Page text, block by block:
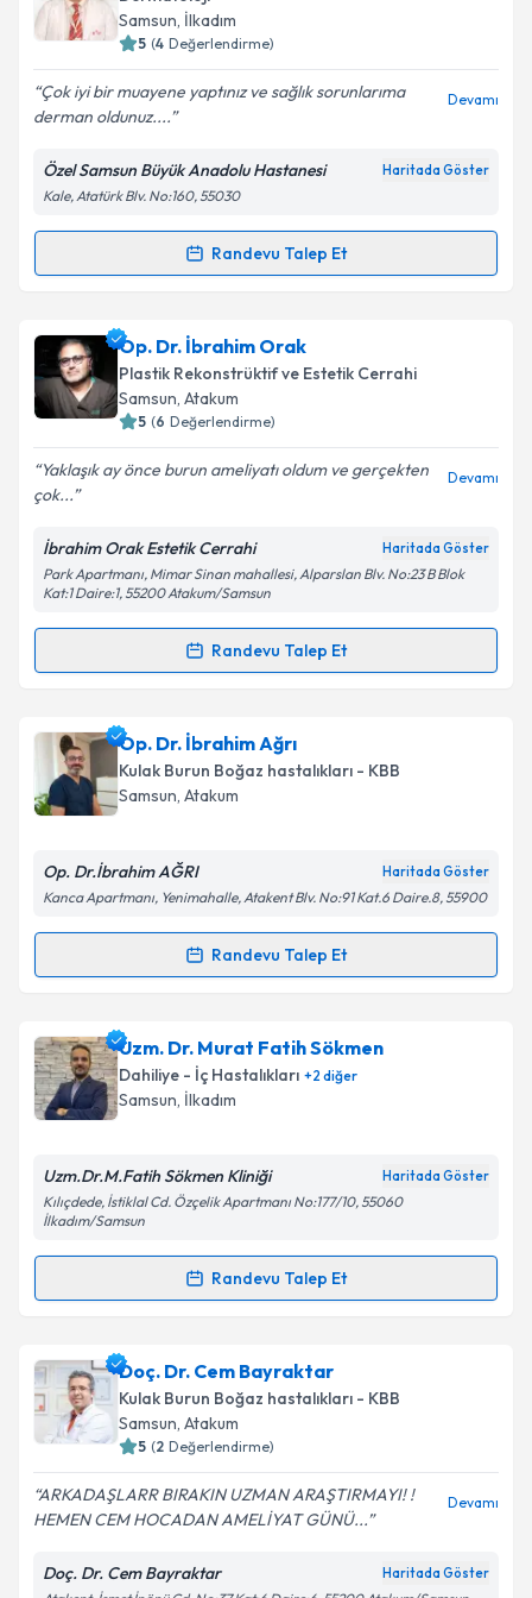
E-posta Adresiniz
Metni'ni okudum ve kişisel verilerimin belirtilen
kapsamda işlenmesini kabul ediyorum.
Takvim Talebini Gönder
Samsun, İlkadım
5 (4 Değerlendirme)
Çok iyi bir muayene yaptınız ve sağlık sorunlarıma
derman oldunuz....
Devamı
Özel Samsun Büyük Anadolu Hastanesi Haritada Göster
Kale, Atatürk Blv. No:160, 55030
Randevu Talep Et
Randevu Takvimi Talebi
Uzm. Dr. Hüseyin Başariçin randevu takvimi talebi
oluşturun. Size bu uzmandan randevu almanız için bir
takvim hazırlandığında e-posta ile bilgilendireceğiz.
Kişisel verilerimin işlenmesine ilişkin
Aydınlatma
Metni'ni okudum ve kişisel verilerimin belirtilen
kapsamda işlenmesini kabul ediyorum.
Takvim Talebini Gönder
Op. Dr. İbrahim Orak
Plastik Rekonstrüktif ve Estetik Cerrahi
Samsun, Atakum
5 (6 Değerlendirme)
Yaklaşık ay önce burun ameliyatı oldum ve gerçekten
çok...
Devamı
İbrahim Orak Estetik Cerrahi Haritada Göster
Park Apartmanı, Mimar Sinan mahallesi, Alparslan Blv. No:23 B Blok
Kat:1 Daire:1, 55200 Atakum/Samsun
Randevu Talep Et
Randevu Takvimi Talebi
Op. Dr. İbrahim Orak için randevu takvimi talebi
oluşturun. Size bu uzmandan randevu almanız için bir
takvim hazırlandığında e-posta ile bilgilendireceğiz.
Kişisel verilerimin işlenmesine ilişkin
Metni'ni okudum ve kişisel verilerimin belirtilen
Takvim Talebini Gönder
Op. Dr. İbrahim Ağrı
Kulak Burun Boğaz hastalıkları - KBB
Samsun, Atakum
Op. Dr.İbrahim AĞRI Haritada Göster
Kanca Apartmanı, Yenimahalle, Atakent Blv. No:91 Kat.6 Daire.8, 55900
Randevu Talep Et
Randevu Takvimi Talebi
Op. Dr. İbrahim Ağrıiçin randevu takvimi talebi
oluşturun. Size bu uzmandan randevu almanız için bir
takvim hazırlandığında e-posta ile bilgilendireceğiz.
Kişisel verilerimin işlenmesine ilişkinAydınlatma
'ni okudum ve kişisel verilerimin belirtilen
kapsamda işlenmesini kabul ediyorum.
Takvim Talebini Gönder
Uzm. Dr. Murat Fatih Sökmen
Dahiliye - İç Hastalıkları +2 diğer
Samsun, İlkadım
Uzm.Dr.M.Fatih Sökmen Kliniği Haritada Göster
Kılıçdede, İstiklal Cd. Özçelik Apartmanı No:177/10, 55060
İlkadım/Samsun
Randevu Talep Et
Randevu Takvimi Talebi
Uzm. Dr. Murat Fatih Sökmeniçin randevu takvimi
talebi oluşturun. Size bu uzmandan randevu almanız
için bir takvim hazırlandığında e-posta ile
bilgilendireceğiz.
E-posta Adresiniz
Doç. Dr. Cem Bayraktar
Kulak Burun Boğaz hastalıkları - KBB
Samsun, Atakum
5 (2 Değerlendirme)
ARKADAŞLARR BIRAKIN UZMAN ARAŞTIRMAYI! !
HEMEN CEM HOCADAN AMELİYAT GÜNÜ...
Devamı
Doç. Dr. Cem Bayraktar Haritada Göster